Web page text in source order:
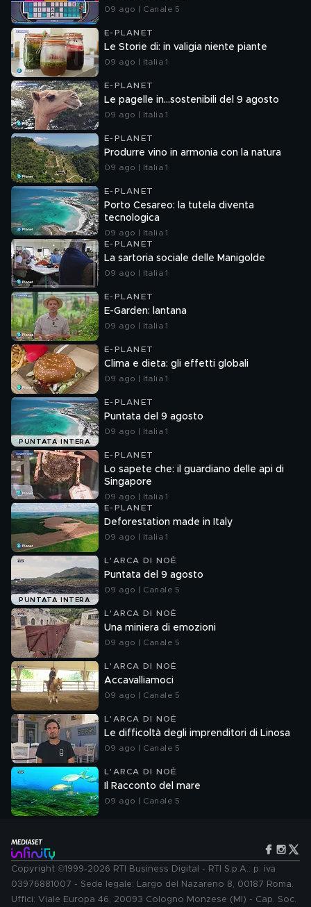
09 ago | Canale 5
E-PLANET
Le Storie di: in valigia niente piante
09 ago | Italia 1
E-PLANET
Le pagelle in...sostenibili del 9 agosto
09 ago | Italia 1
E-PLANET
Produrre vino in armonia con la natura
09 ago | Italia 1
E-PLANET
Porto Cesareo: la tutela diventa
tecnologica
09 ago | Italia 1
E-PLANET
La sartoria sociale delle Manigolde
09 ago | Italia 1
E-PLANET
E-Garden: lantana
09 ago | Italia 1
E-PLANET
Clima e dieta: gli effetti globali
09 ago | Italia 1
PUNTATA INTERA
E-PLANET
Puntata del 9 agosto
09 ago | Italia 1
E-PLANET
Lo sapete che: il guardiano delle api di
Singapore
09 ago | Italia 1
E-PLANET
Deforestation made in Italy
09 ago | Italia 1
PUNTATA INTERA
L'ARCA DI NOÈ
Puntata del 9 agosto
09 ago | Canale 5
L'ARCA DI NOÈ
Una miniera di emozioni
09 ago | Canale 5
L'ARCA DI NOÈ
Accavalliamoci
09 ago | Canale 5
L'ARCA DI NOÈ
Le difficoltà degli imprenditori di Linosa
09 ago | Canale 5
L'ARCA DI NOÈ
Il Racconto del mare
09 ago | Canale 5
Copyright ©1999-2026 RTI Business Digital - RTI S.p.A.: p. iva
03976881007 - Sede legale: Largo del Nazareno 8, 00187 Roma.
Uffici: Viale Europa 46, 20093 Cologno Monzese (MI) - Cap. Soc.